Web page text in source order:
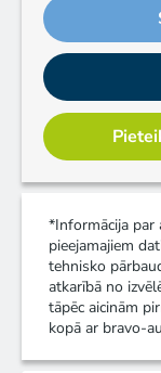
*Informācija par
pieejamajiem
tehnisko
atkarībā no
tāpēc aicinām
kopā ar bravo-